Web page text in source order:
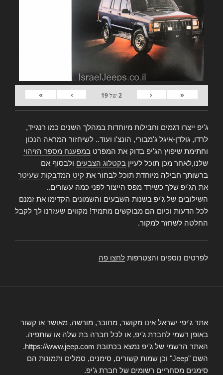
«
‹
2של19
›
»
ג'יפ ייצרו דגמים וחבילות מיוחדות במהלך השנים כמו רנגייד,
לרדו, גולדן-איגל ג'מבורי, הונצ'ו ועוד.. לשיחזור המראה הנכון
וחתימת שיפוץ הג'יפ בדוק את המפרט במפענח מספר הזיהוי
שלנו,לאחר מכן תוכל לעיין בקטלוג הצבעים ולבסוף אם
ברשותך חבילה מיוחדת תוכל לבחור את קיט המדבקות שעיטר
את הג'יפ שלך כשירד מפס הייצור לפני כמה עשורים..
השילובים של ג'יפ בשנות השבעים והשמונים הקדימו את זמנם
לכל הדעות וכיום הם מבוקשים מתמיד! מקווים שעזרנו לך לקבל
החלטה לשחזר למקור.
לפרטים נוספים והצטרפות לחצו פה
אתר ג'יפי ישראל אינו מקושר, מחובר, מורשה, מאושר או קשור
באופן רשמי לחברת ג'יפ, או לכל חברה בת שלה או שותפיה.
האתר הרשמי של ג'יפ נמצא בכתובת https://www.jeep.com.
השם "Jeep" וכן שמות קשורים, סימנים, סמלים ותמונות הם
סימנים מסחריים רשומים של חברת ג'יפ.